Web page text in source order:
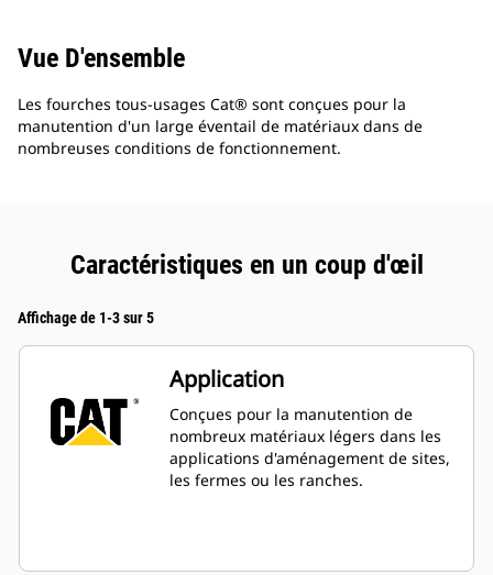
Vue D'ensemble
Les fourches tous-usages Cat® sont conçues pour la
manutention d'un large éventail de matériaux dans de
nombreuses conditions de fonctionnement.
Caractéristiques en un coup d'œil
Affichage de 1-3 sur 5
Application
Conçues pour la manutention de
nombreux matériaux légers dans les
applications d'aménagement de sites,
les fermes ou les ranches.